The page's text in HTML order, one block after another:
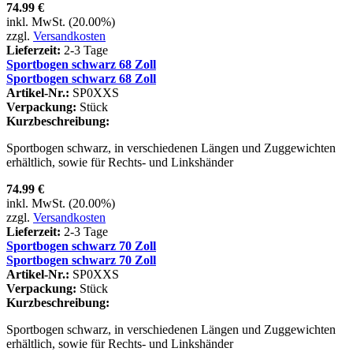
74.99 €
inkl. MwSt. (20.00%)
zzgl. Versandkosten
Lieferzeit: 2-3 Tage
Sportbogen schwarz 68 Zoll
Sportbogen schwarz 68 Zoll
Artikel-Nr.: SP0XXS
Verpackung: Stück
Kurzbeschreibung:
Sportbogen schwarz, in verschiedenen Längen und Zuggewichten
erhältlich, sowie für Rechts- und Linkshänder
74.99 €
inkl. MwSt. (20.00%)
zzgl. Versandkosten
Lieferzeit: 2-3 Tage
Sportbogen schwarz 70 Zoll
Sportbogen schwarz 70 Zoll
Artikel-Nr.: SP0XXS
Verpackung: Stück
Kurzbeschreibung:
Sportbogen schwarz, in verschiedenen Längen und Zuggewichten
erhältlich, sowie für Rechts- und Linkshänder